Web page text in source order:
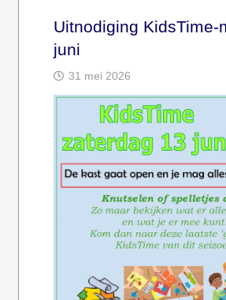
Uitnodiging KidsTime-
juni
31 mei 2026